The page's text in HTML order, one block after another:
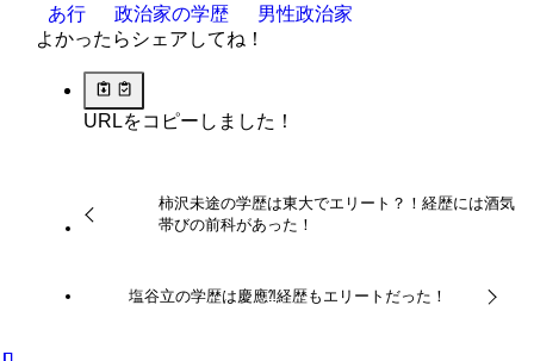
あ行
政治家の学歴
男性政治家
よかったらシェアしてね！
URLをコピーしました！
柿沢未途の学歴は東大でエリート？！経歴には酒気
帯びの前科があった！
塩谷立の学歴は慶應⁈経歴もエリートだった！